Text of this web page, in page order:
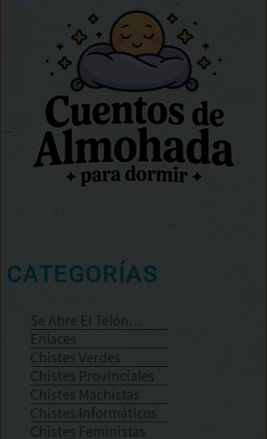
CATEGORÍAS
Se Abre El Telón…
Enlaces
Chistes Verdes
Chistes Provinciales
Chistes Machistas
Chistes Informáticos
Chistes Feministas